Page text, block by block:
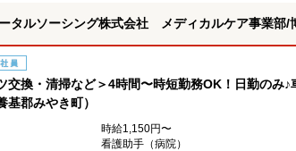
タルソーシング株式会社 メディカルケア事業部/
交換・清掃など＞4時間〜時短勤務OK！日勤のみ
基郡みやき町）
時給1,150円〜
看護助手（病院）